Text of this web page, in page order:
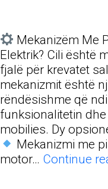
Mekanizëm Me
Elektrik? Cili është
fjalë për krevatet
mekanizmit është
rëndësishme që
funksionalitetin
mobilies. Dy
Mekanizmi me
motor… Continue